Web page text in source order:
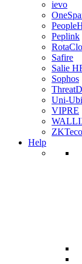
ievo
Peplink
Safire
Salie
Sophos
Uni-Ubi
VIPRE
ZKTeco
Help